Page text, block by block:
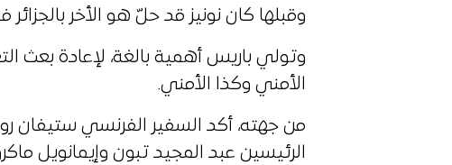
وقبلها كان نونيز قد حلّ هو الأخر بالجزائر
وتولي باريس أهمية بالغة، لإعادة بعث
الأمني وكذا الأمني.
من جهته، أكد السفير الفرنسي ستيفان
الرئيسين عبد المجيد تبون وإيمانويل